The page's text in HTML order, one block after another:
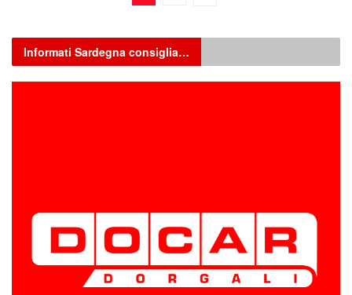
Informati Sardegna consiglia…